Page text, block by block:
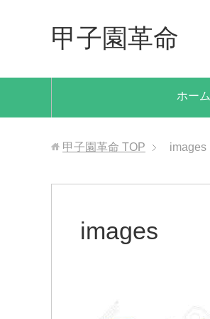
甲子園革命
ホーム
甲子園革命 TOP images
images